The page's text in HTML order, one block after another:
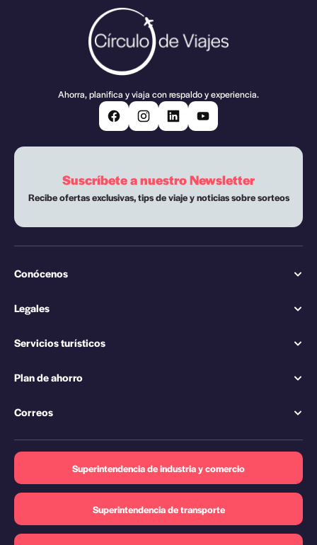
Ahorra, planifica y viaja con respaldo y experiencia.
Suscríbete a nuestro Newsletter
Recibe ofertas exclusivas, tips de viaje y noticias sobre sorteos
Conócenos
Legales
Servicios turísticos
Plan de ahorro
Correos
Superintendencia de industria y comercio
Superintendencia de transporte